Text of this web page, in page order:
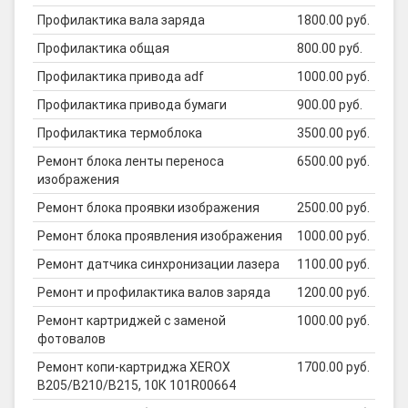
Профилактика вала заряда
1800.00 руб.
Профилактика общая
800.00 руб.
Профилактика привода adf
1000.00 руб.
Профилактика привода бумаги
900.00 руб.
Профилактика термоблока
3500.00 руб.
Ремонт блока ленты переноса
изображения
6500.00 руб.
Ремонт блока проявки изображения
2500.00 руб.
Ремонт блока проявления изображения
1000.00 руб.
Ремонт датчика синхронизации лазера
1100.00 руб.
Ремонт и профилактика валов заряда
1200.00 руб.
Ремонт картриджей с заменой
фотовалов
1000.00 руб.
Ремонт копи-картриджа XEROX
B205/B210/B215, 10К 101R00664
1700.00 руб.